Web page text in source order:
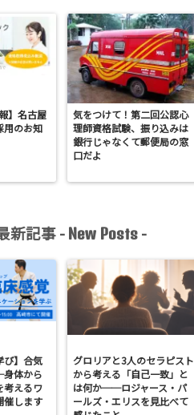
】名古屋
用のお知
気をつけて！第二回公認心
理師資格試験、振り込みは
銀行じゃなくて郵便局の窓
口だよ
新記事 - New Posts -
び】合気
体から
考えるワ
催します
グロリアと3人のセラピスト
から考える「自己一致」と
は何か──ロジャース・パ
ールズ・エリスを見比べて